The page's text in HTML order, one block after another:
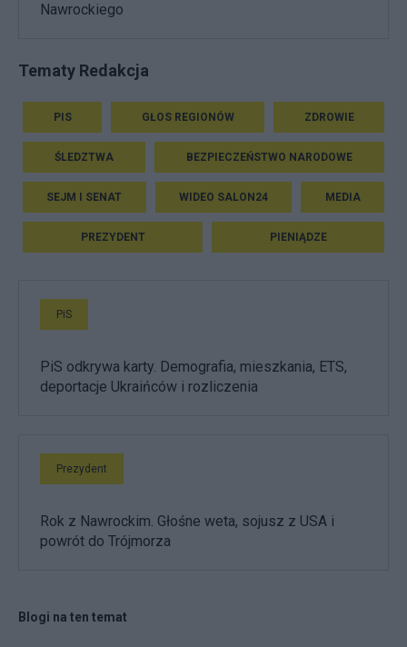
Nawrockiego
Tematy Redakcja
PIS GŁOS REGIONÓW ZDROWIE
ŚLEDZTWA BEZPIECZEŃSTWO NARODOWE
SEJM I SENAT WIDEO SALON24 MEDIA
PREZYDENT PIENIĄDZE
PiS
PiS odkrywa karty. Demografia, mieszkania, ETS,
deportacje Ukraińców i rozliczenia
Prezydent
Rok z Nawrockim. Głośne weta, sojusz z USA i
powrót do Trójmorza
Blogi na ten temat